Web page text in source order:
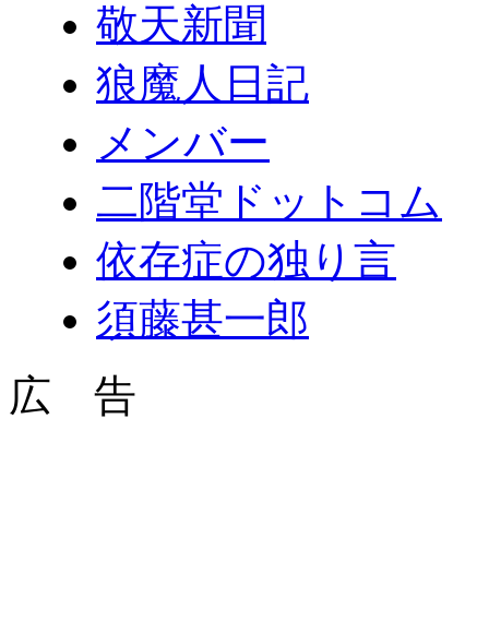
敬天新聞
狼魔人日記
メンバー
二階堂ドットコム
依存症の独り言
須藤甚一郎
広 告